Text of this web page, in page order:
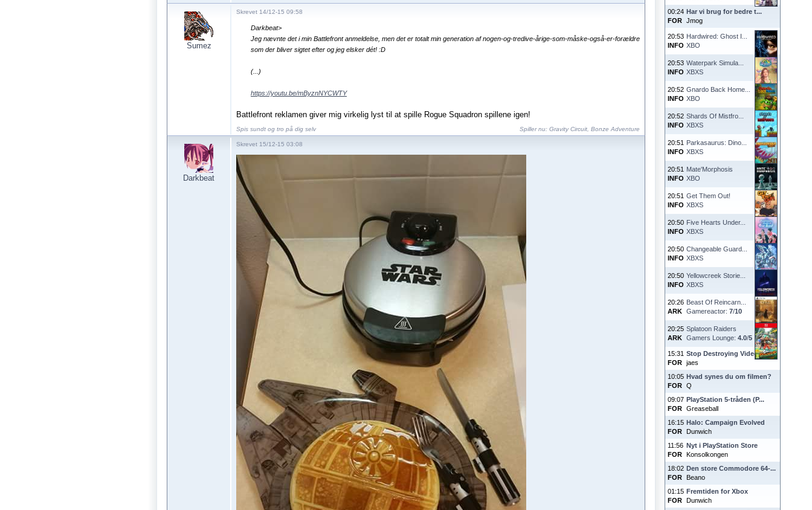
00:24
FOR
Har vi brug for bedre t...
Jmog
20:53
INFO
Hardwired: Ghost I...
XBO
20:53
INFO
Waterpark Simula...
XBXS
20:52
INFO
Gnardo Back Home...
XBO
20:52
INFO
Shards Of Mistfro...
XBXS
20:51
INFO
Parkasaurus: Dino...
XBXS
20:51
INFO
Mate'Morphosis
XBO
20:51
INFO
Get Them Out!
XBXS
20:50
INFO
Five Hearts Under...
XBXS
20:50
INFO
Changeable Guard...
XBXS
20:50
INFO
Yellowcreek Storie...
XBXS
20:26
ARK
Beast Of Reincarn...
Gamereactor: 7/10
20:25
ARK
Splatoon Raiders
Gamers Lounge: 4.0/5
15:31
FOR
Stop Destroying Videoga...
jaes
10:05
FOR
Hvad synes du om filmen?
Q
09:07
FOR
PlayStation 5-tråden (P...
Greaseball
16:15
FOR
Halo: Campaign Evolved
Dunwich
11:56
FOR
Nyt i PlayStation Store
Konsolkongen
18:02
FOR
Den store Commodore 64-...
Beano
01:15
FOR
Fremtiden for Xbox
Dunwich
Sumez
Skrevet 14/12-15 09:58
Darkbeat>
Jeg nævnte det i min Battlefront anmeldelse, men det er totalt min generation af nogen-og-tredive-årige-som-måske-også-er-forældre
som der bliver sigtet efter og jeg elsker dét! :D
(...)
https://youtu.be/mByznNYCWTY
Battlefront reklamen giver mig virkelig lyst til at spille Rogue Squadron spillene igen!
Spis sundt og tro på dig selv Spiller nu: Gravity Circuit Bonze Adventure
Darkbeat
Skrevet 15/12-15 03:08